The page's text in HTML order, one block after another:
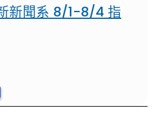
新聞系 8/1-8/4 指